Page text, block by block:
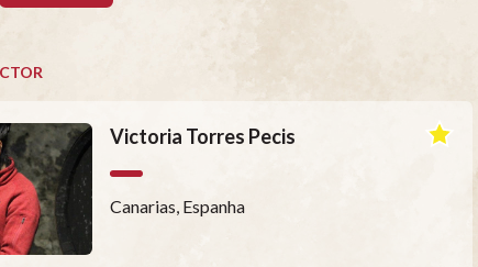
Victoria Torres Pecis
Canarias, Espanha